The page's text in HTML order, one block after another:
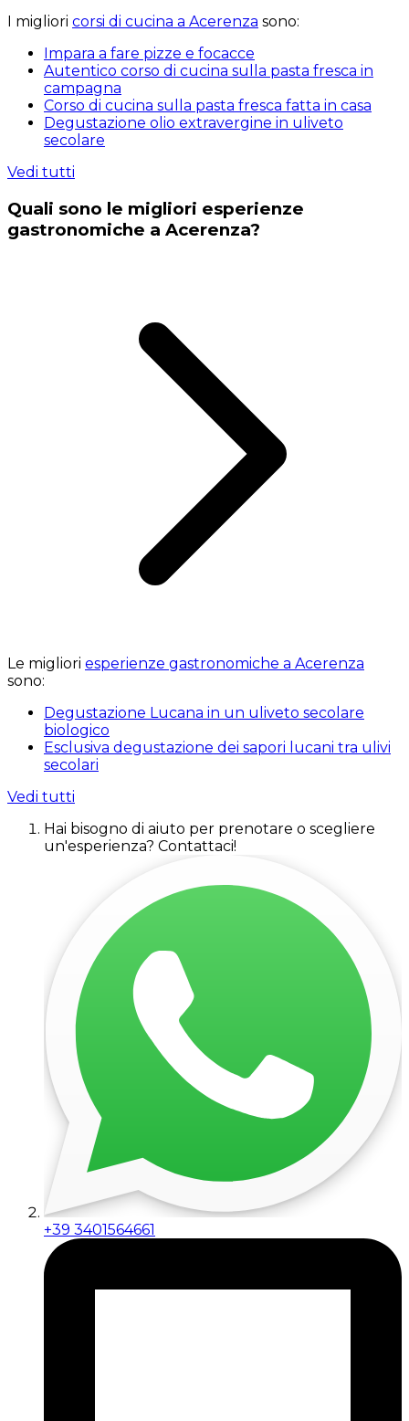
I migliori corsi di cucina a Acerenza sono:
Impara a fare pizze e focacce
Autentico corso di cucina sulla pasta fresca in
campagna
Corso di cucina sulla pasta fresca fatta in casa
Degustazione olio extravergine in uliveto
secolare
Vedi tutti
Quali sono le migliori esperienze
gastronomiche a Acerenza?
Le migliori esperienze gastronomiche a Acerenza
sono:
Degustazione Lucana in un uliveto secolare
biologico
Esclusiva degustazione dei sapori lucani tra ulivi
secolari
Vedi tutti
Hai bisogno di aiuto per prenotare o scegliere
un'esperienza? Contattaci!
+39 3401564661